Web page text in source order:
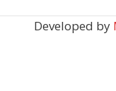
Developed by